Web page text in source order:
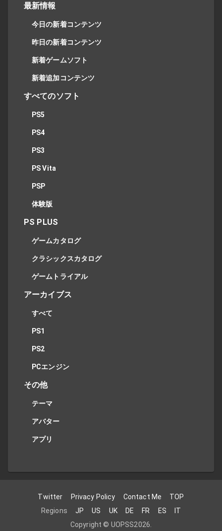
最新情報
今日の新着コンテンツ
昨日の新着コンテンツ
新着ゲームソフト
新着追加コンテンツ
すべてのソフト
PS5
PS4
PS3
PS Vita
PSP
体験版
PS PLUS
ゲームカタログ
クラシックスカタログ
ゲームトライアル
アーカイブス
すべて
PS1
PS2
PCエンジン
その他
テーマ
アバター
アプリ
Twitter Privacy Policy Contact Me
TOP
Regions
JP US UK DE FR ES
IT
Copyright © UOPSS2026